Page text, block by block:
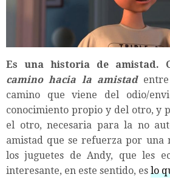
Es una historia de amistad.
camino hacia la amistadentre
camino que viene del odio/
conocimiento propio y del otro, y
el otro, necesaria para la no
amistad que se refuerza por una
los juguetes de Andy, que les
interesante, en este sentido, es lo